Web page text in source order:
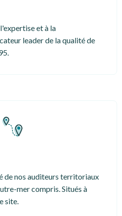
et à la
leader de la qualité de
de nos auditeurs territoriaux
mer compris. Situés à
site.